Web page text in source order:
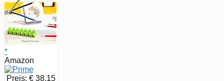
*
Amazon
Preis: € 38,15